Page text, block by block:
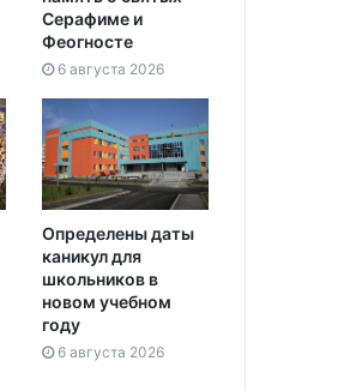
Серафиме и
Феогносте
6 августа 2026
Определены даты
каникул для
школьников в
новом учебном
году
6 августа 2026